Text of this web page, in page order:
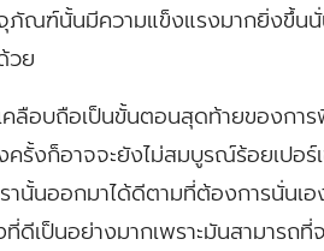
ภัณฑ์นั้นมีความแข็งแรงมากยิ่งขึ้นนั่
วย
คลือบถือเป็นขั้นตอนสุดท้ายของ
ครั้งก็อาจจะยังไม่สมบูรณ์ร้อยเปอ
านั้นออกมาได้ดีตามที่ต้องการนั่น
ดีเป็นอย่างมากเพราะมันสามารถ